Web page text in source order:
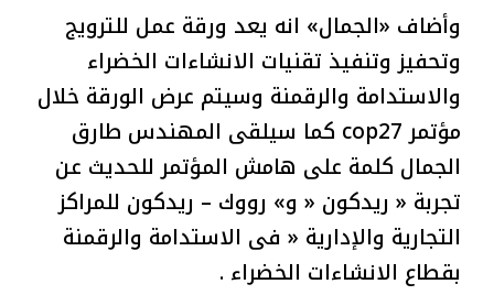
وأضاف «الجمال» انه يعد ورقة عمل للترويج
وتحفيز وتنفيذ تقنيات الانشاءات الخضراء
والاستدامة والرقمنة وسيتم عرض الورقة خلال
مؤتمر cop27 كما سيلقى المهندس طارق
الجمال كلمة على هامش المؤتمر للحديث عن
تجربة « ريدكون « و» رووك – ريدكون للمراكز
التجارية والإدارية « فى الاستدامة والرقمنة
بقطاع الانشاءات الخضراء .